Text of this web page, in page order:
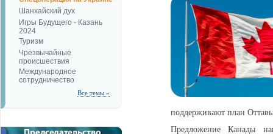
Шанхайский дух
Игры Будущего - Казань
2024
Туризм
Чрезвычайные
происшествия
Международное
сотрудничество
Все темы »
поддерживают план
Предложение Канады